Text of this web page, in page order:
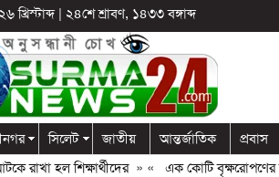
| ২৪শে শ্রাবণ, ১৪৩৩ বঙ্গাব্দ
সিলেট জাতীয় আন্তর্জাতিক প্রবাস
হল শিক্ষার্থীদের» « এক কোটি বৃক্ষরোপণের